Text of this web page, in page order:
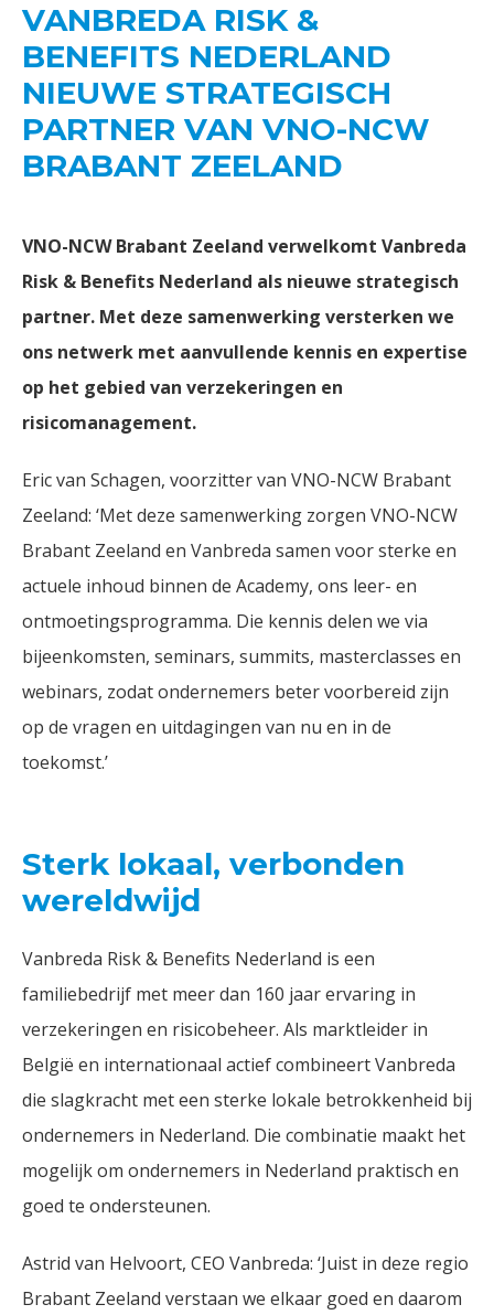
VANBREDA RISK &
BENEFITS NEDERLAND
NIEUWE STRATEGISCH
PARTNER VAN VNO-NCW
BRABANT ZEELAND
VNO-NCW Brabant Zeeland verwelkomt Vanbreda
Risk & Benefits Nederland als nieuwe strategisch
partner. Met deze samenwerking versterken we
ons netwerk met aanvullende kennis en expertise
op het gebied van verzekeringen en
risicomanagement.
Eric van Schagen, voorzitter van VNO-NCW Brabant
Zeeland: ‘Met deze samenwerking zorgen VNO-NCW
Brabant Zeeland en Vanbreda samen voor sterke en
actuele inhoud binnen de Academy, ons leer- en
ontmoetingsprogramma. Die kennis delen we via
bijeenkomsten, seminars, summits, masterclasses en
webinars, zodat ondernemers beter voorbereid zijn
op de vragen en uitdagingen van nu en in de
toekomst.’
Sterk lokaal, verbonden
wereldwijd
Vanbreda Risk & Benefits Nederland is een
familiebedrijf met meer dan 160 jaar ervaring in
verzekeringen en risicobeheer. Als marktleider in
België en internationaal actief combineert Vanbreda
die slagkracht met een sterke lokale betrokkenheid bij
ondernemers in Nederland. Die combinatie maakt het
mogelijk om ondernemers in Nederland praktisch en
goed te ondersteunen.
Astrid van Helvoort, CEO Vanbreda: ‘Juist in deze regio
Brabant Zeeland verstaan we elkaar goed en daarom